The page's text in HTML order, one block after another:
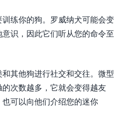
练你的狗。罗威纳犬可能会变
识，因此它们听从您的命令至
其他狗进行社交和交往。微型
次数越多，它就会变得越友
可以向他们介绍您的迷你